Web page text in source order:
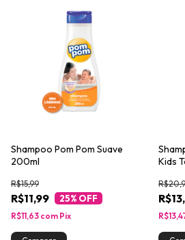
Shampoo Pom Pom Suave
200ml
R$11,99
R$15,99
25% OFF
R$11,63 com Pix
Kids